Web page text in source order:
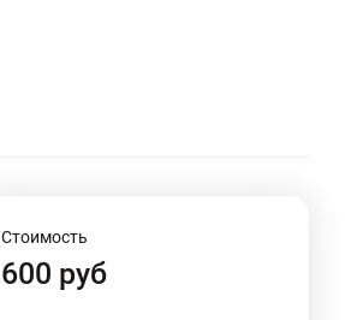
Стоимость
600 руб